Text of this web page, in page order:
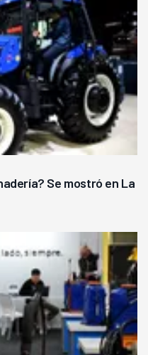
Se mostró en La